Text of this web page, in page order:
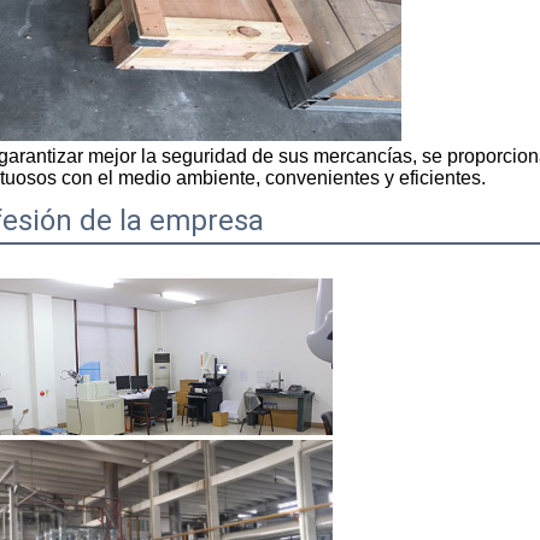
mejor la seguridad de sus mercancías, se
con el medio ambiente, convenientes y eficientes.
de la empresa